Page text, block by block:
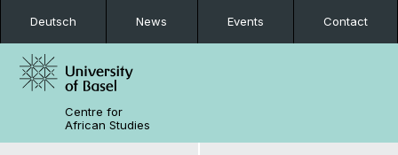
Deutsch News Events Contact
Centre for
African Studies